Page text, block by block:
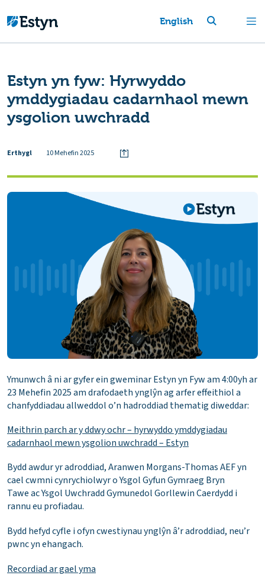
English
Estyn yn fyw: Hyrwyddo
ymddygiadau cadarnhaol mewn
ysgolion uwchradd
Erthygl 10 Mehefin 2025
Ymunwch â ni ar gyfer ein gweminar Estyn yn Fyw am 4:00yh ar
23 Mehefin 2025 am drafodaeth ynglŷn ag arfer effeithiol a
chanfyddiadau allweddol o’n hadroddiad thematig diweddar:
Meithrin parch ar y ddwy ochr – hyrwyddo ymddygiadau
cadarnhaol mewn ysgolion uwchradd – Estyn
Bydd awdur yr adroddiad, Aranwen Morgans-Thomas AEF yn
cael cwmni cynrychiolwyr o Ysgol Gyfun Gymraeg Bryn
Tawe ac Ysgol Uwchradd Gymunedol Gorllewin Caerdydd i
rannu eu profiadau.
Bydd hefyd cyfle i ofyn cwestiynau ynglŷn â’r adroddiad, neu’r
pwnc yn ehangach.
Recordiad ar gael yma